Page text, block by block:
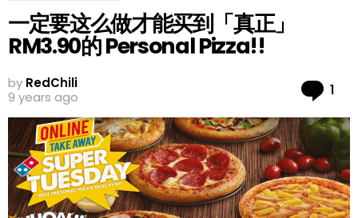
一定要这么做才能买到「真正」
RM3.90的 Personal Pizza!!
by RedChili
9 years ago
1